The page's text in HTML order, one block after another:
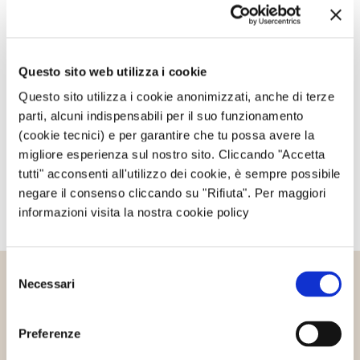
Questo sito web utilizza i cookie
Questo sito utilizza i cookie anonimizzati, anche di terze
parti, alcuni indispensabili per il suo funzionamento
(cookie tecnici) e per garantire che tu possa avere la
migliore esperienza sul nostro sito. Cliccando "Accetta
tutti" acconsenti all'utilizzo dei cookie, è sempre possibile
negare il consenso cliccando su "Rifiuta". Per maggiori
informazioni visita la nostra cookie policy
delNecessari
Preferenze
commento.
Avvertimi via email alla pubblicazione di un nuovo
articolo.
Altri articoli che potrebbero